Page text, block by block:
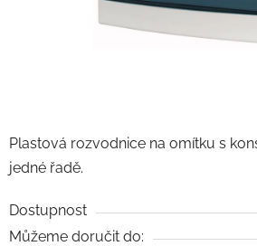
Plastová rozvodnice na omítku s
jedné řadě.
Dostupnost
Můžeme doručit do: